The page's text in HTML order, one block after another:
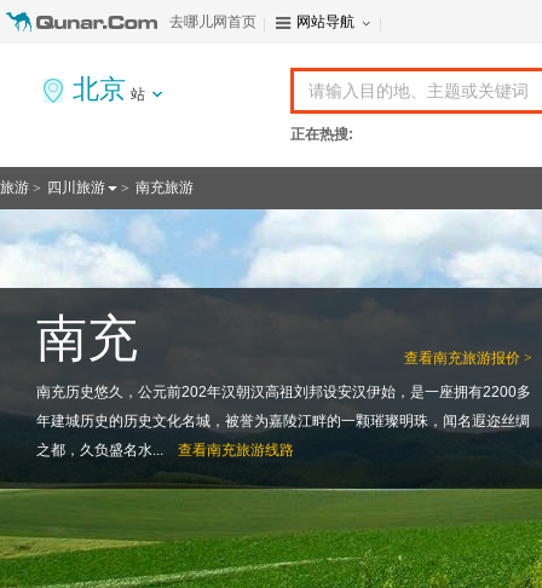
去哪儿网首页 网站导航
北京 站
正在热搜:
旅游 > 四川旅游 > 南充旅游
查看南充旅游报价 >
南充
南充历史悠久，公元前202年汉朝汉高祖刘邦设安汉伊始，是一座拥有2200多
年建城历史的历史文化名城，被誉为嘉陵江畔的一颗璀璨明珠，闻名遐迩丝绸
之都，久负盛名水...
查看南充旅游线路